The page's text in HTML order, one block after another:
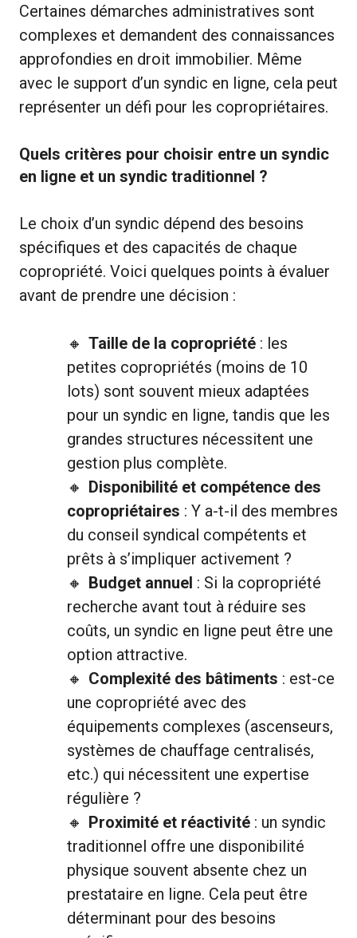
Certaines démarches administratives sont
complexes et demandent des connaissances
approfondies en droit immobilier. Même
avec le support d’un syndic en ligne, cela peut
représenter un défi pour les copropriétaires.
Quels critères pour choisir entre un syndic
en ligne et un syndic traditionnel ?
Le choix d’un syndic dépend des besoins
spécifiques et des capacités de chaque
copropriété. Voici quelques points à évaluer
avant de prendre une décision :
Taille de la copropriété : les
petites copropriétés (moins de 10
lots) sont souvent mieux adaptées
pour un syndic en ligne, tandis que les
grandes structures nécessitent une
gestion plus complète.
Disponibilité et compétence des
copropriétaires : Y a-t-il des membres
du conseil syndical compétents et
prêts à s’impliquer activement ?
Budget annuel : Si la copropriété
recherche avant tout à réduire ses
coûts, un syndic en ligne peut être une
option attractive.
Complexité des bâtiments : est-ce
une copropriété avec des
équipements complexes (ascenseurs,
systèmes de chauffage centralisés,
etc.) qui nécessitent une expertise
régulière ?
Proximité et réactivité : un syndic
traditionnel offre une disponibilité
physique souvent absente chez un
prestataire en ligne. Cela peut être
déterminant pour des besoins